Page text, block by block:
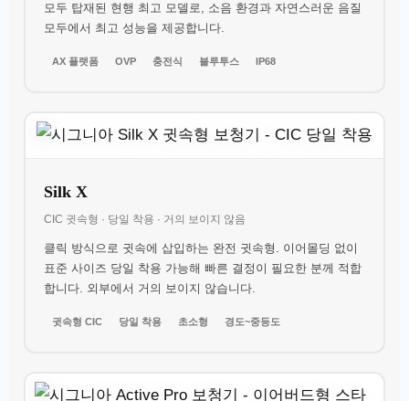
모두 탑재된 현행 최고 모델로, 소음 환경과 자연스러운 음질
모두에서 최고 성능을 제공합니다.
AX 플랫폼 OVP 충전식 블루투스 IP68
Silk X
CIC 귓속형 · 당일 착용 · 거의 보이지 않음
클릭 방식으로 귓속에 삽입하는 완전 귓속형. 이어몰딩 없이
표준 사이즈 당일 착용 가능해 빠른 결정이 필요한 분께 적합
합니다. 외부에서 거의 보이지 않습니다.
귓속형 CIC 당일 착용 초소형 경도~중등도